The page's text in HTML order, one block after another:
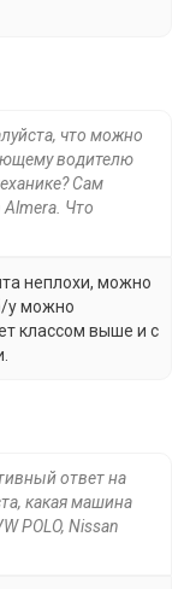
что можно
водителю
Сам
Almera. Что
неплохи, можно
у можно
классом выше и с
ответ на
какая машина
POLO, Nissan